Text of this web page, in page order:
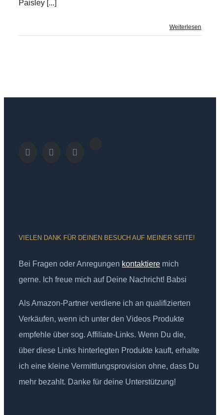
Paisley [...]
Weiterlesen
VIELEN DANK FÜR DEINEN BESUCH AUF MEINER SEITE!
Bei Fragen oder Anregungen kontaktiere mich
gerne. Ich freue mich auf Deine Nachricht! Babsi
Als Amazon-Partner verdiene ich an qualifizierten
Verkäufen, wenn ich unter den Videos Produkte
empfehle über sog. Affiliate-Links. Wenn Du die,
über diese Links hinterlegten Produkte kauft, erhalte
ich eine kleine Vermittlungsprovision ohne, dass Du
mehr bezahlt. Danke für deine Unterstützung!